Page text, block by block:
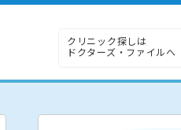
クリニック探しは
ドクターズ・ファイルへ